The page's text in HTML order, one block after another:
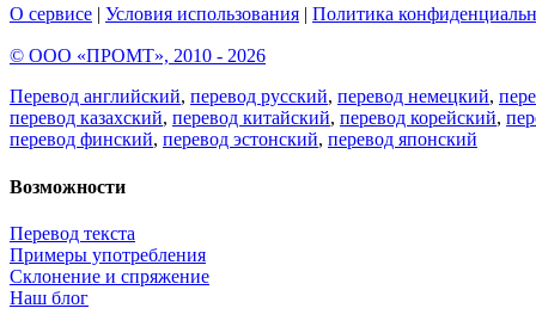
О сервисе | Условия использования | Политика
© ООО «ПРОМТ», 2010 - 2026
Перевод английский, перевод русский, перевод немецкий,
перевод казахский, перевод китайский, перевод корейский,
перевод финский, перевод эстонский, перевод японский
Возможности
Перевод текста
Примеры употребления
Склонение и спряжение
Наш блог